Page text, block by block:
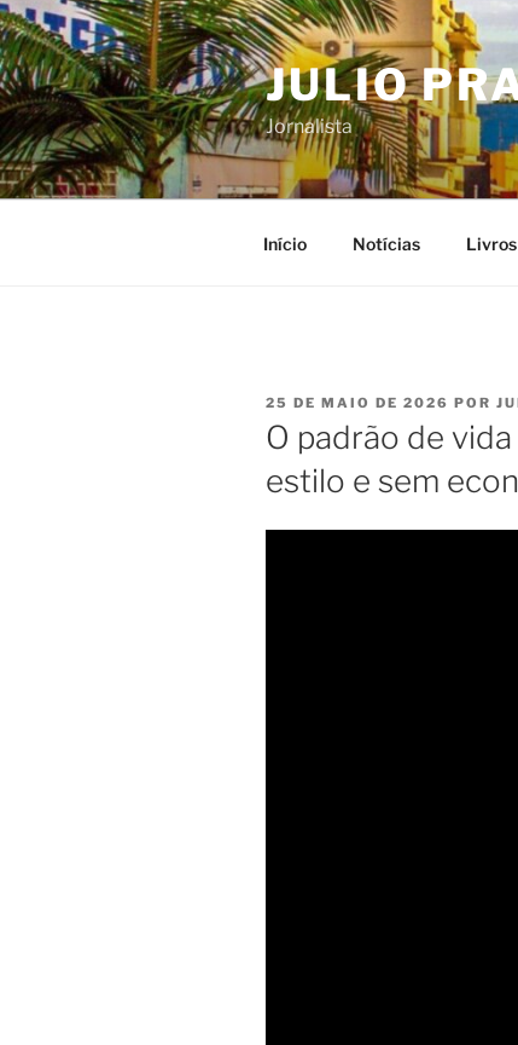
Pular
para
o
conteúdo
JULIO
Jornalista
Início Notícias Livros
PUBLICADO
EM
25 DE MAIO DE 2026 POR
O padrão de
estilo e sem